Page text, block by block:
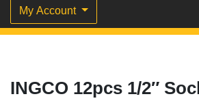
My Account
INGCO 12pcs 1/2″